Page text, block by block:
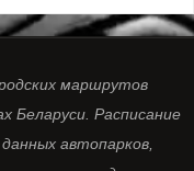
маршрутов
Беларуси. Расписание
автопарков,